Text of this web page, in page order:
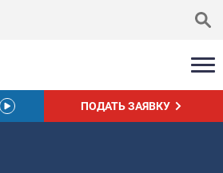
ПОДАТЬ ЗАЯВКУ